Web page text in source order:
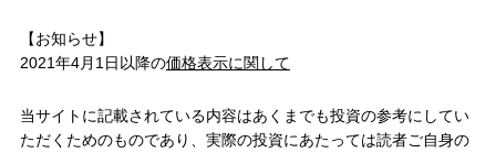
【お知らせ】
2021年4月1日以降の価格表示に関して
当サイトに記載されている内容はあくまでも投資の参考にしてい
ただくためのものであり、実際の投資にあたっては読者ご自身の